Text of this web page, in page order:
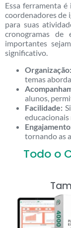
Essa ferramenta
coordenadores de
para suas
cronogramas
importantes
significativo.
Organização:
temas
alunos,
Facilidade:
educacionais
tornando as
Todo o